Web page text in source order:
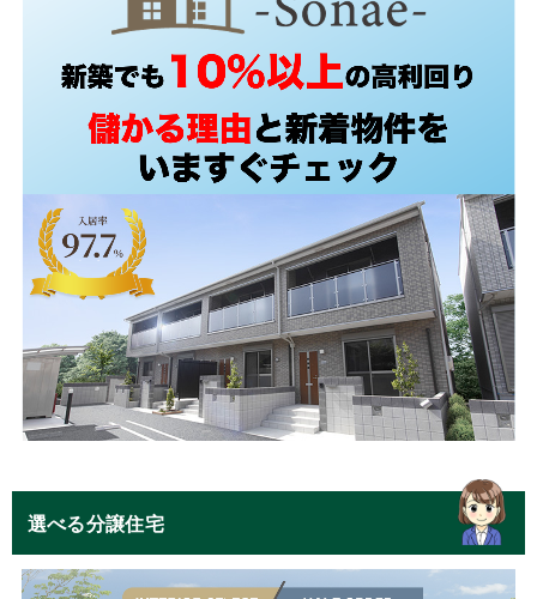
選べる分譲住宅